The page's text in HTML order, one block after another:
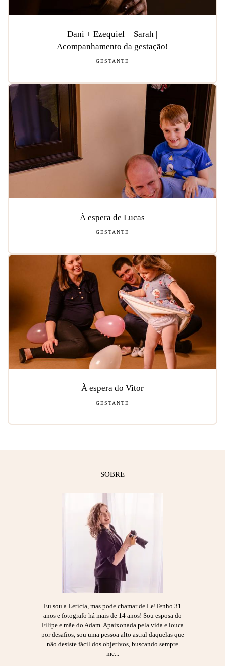
Dani + Ezequiel = Sarah |
Acompanhamento da gestação!
GESTANTE
À espera de Lucas
GESTANTE
À espera do Vitor
GESTANTE
SOBRE
Eu sou a Letícia, mas pode chamar de Le!Tenho 31
anos e fotografo há mais de 14 anos! Sou esposa do
Filipe e mãe do Adam. Apaixonada pela vida e louca
por desafios, sou uma pessoa alto astral daquelas que
não desiste fácil dos objetivos, buscando sempre
me...